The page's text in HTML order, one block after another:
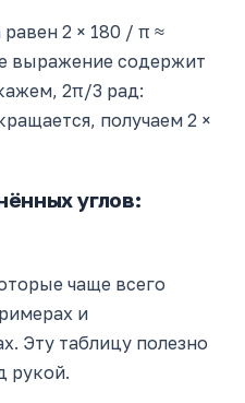
2 × 180 / π ≈
выражение содержит
2π/3 рад:
получаем 2 ×
углов:
чаще всего
и
Эту таблицу полезно
рукой.